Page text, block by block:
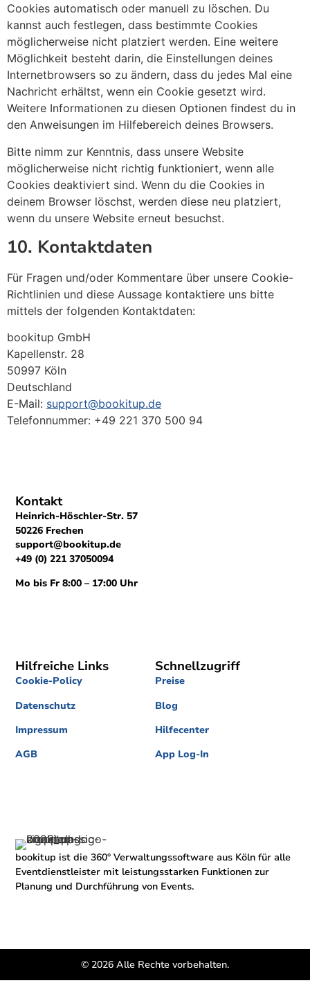
Cookies automatisch oder manuell zu löschen. Du
kannst auch festlegen, dass bestimmte Cookies
möglicherweise nicht platziert werden. Eine weitere
Möglichkeit besteht darin, die Einstellungen deines
Internetbrowsers so zu ändern, dass du jedes Mal eine
Nachricht erhältst, wenn ein Cookie gesetzt wird.
Weitere Informationen zu diesen Optionen findest du in
den Anweisungen im Hilfebereich deines Browsers.
Bitte nimm zur Kenntnis, dass unsere Website
möglicherweise nicht richtig funktioniert, wenn alle
Cookies deaktiviert sind. Wenn du die Cookies in
deinem Browser löschst, werden diese neu platziert,
wenn du unsere Website erneut besuchst.
10. Kontaktdaten
Für Fragen und/oder Kommentare über unsere Cookie-
Richtlinien und diese Aussage kontaktiere uns bitte
mittels der folgenden Kontaktdaten:
bookitup GmbH
Kapellenstr. 28
50997 Köln
Deutschland
E-Mail: support@bookitup.de
Telefonnummer: +49 221 370 500 94
bookitup ist die 360° Verwaltungssoftware aus Köln für alle
Eventdienstleister mit leistungsstarken Funktionen zur
Planung und Durchführung von Events.
Schnellzugriff
Preise
Blog
Hilfecenter
App Log-In
Hilfreiche Links
Cookie-Policy
Datenschutz
Impressum
AGB
Kontakt
Heinrich-Höschler-Str. 57
50226 Frechen
support@bookitup.de
+49 (0) 221 37050094
Mo bis Fr 8:00 – 17:00 Uhr
© 2026 Alle Rechte vorbehalten.